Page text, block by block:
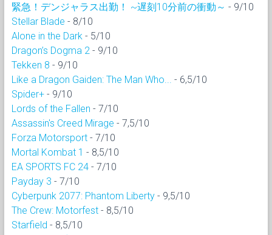
緊急！デンジャラス出勤！ ~遅刻10分前の衝動～ - 9/10
Stellar Blade - 8/10
Alone in the Dark - 5/10
Dragon’s Dogma 2 - 9/10
Tekken 8 - 9/10
Like a Dragon Gaiden: The Man Who...
- 6,5/10
Spider+ - 9/10
Lords of the Fallen - 7/10
Assassin's Creed Mirage - 7,5/10
Forza Motorsport - 7/10
Mortal Kombat 1 - 8,5/10
EA SPORTS FC 24 - 7/10
Payday 3 - 7/10
Cyberpunk 2077: Phantom Liberty - 9,5/10
The Crew: Motorfest - 8,5/10
Starfield - 8,5/10